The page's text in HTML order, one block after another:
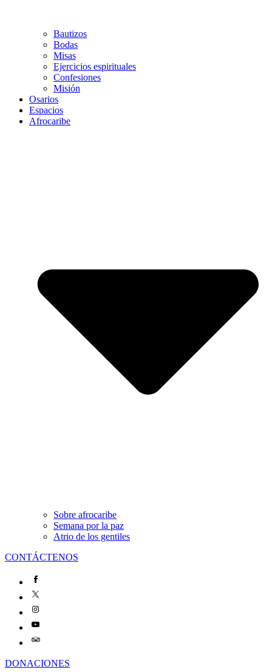
Bautizos
Bodas
Misas
Ejercicios espirituales
Confesiones
Misión
Osarios
Espacios
Afrocaribe
Sobre afrocaribe
Semana por la paz
Atrio de los gentiles
CONTÁCTENOS
DONACIONES